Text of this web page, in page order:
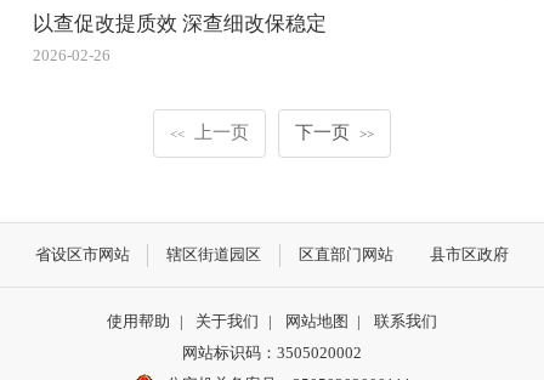
以查促改提质效 深查细改保稳定
2026-02-26
<< 上一页 下一页 >>
省设区市网站 辖区街道园区 区直部门网站 县市区政府
使用帮助 | 关于我们 | 网站地图 |
联系我们
网站标识码：3505020002